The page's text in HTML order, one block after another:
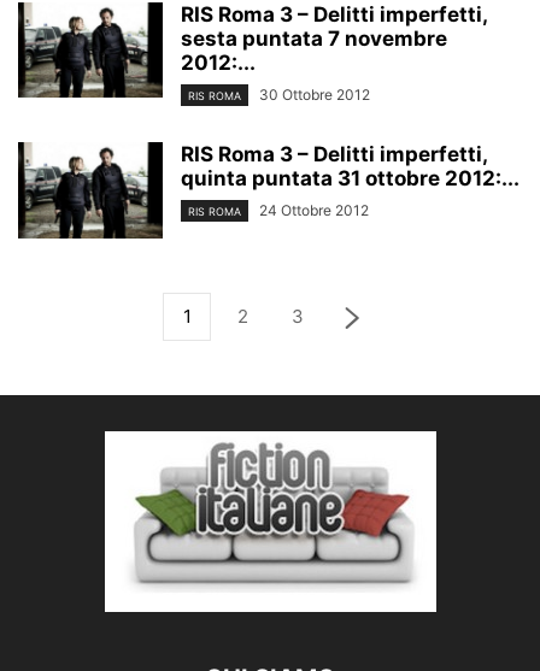
RIS Roma 3 – Delitti imperfetti,
sesta puntata 7 novembre
2012:...
RIS ROMA 30 Ottobre 2012
RIS Roma 3 – Delitti imperfetti,
quinta puntata 31 ottobre 2012:...
RIS ROMA 24 Ottobre 2012
1 2 3